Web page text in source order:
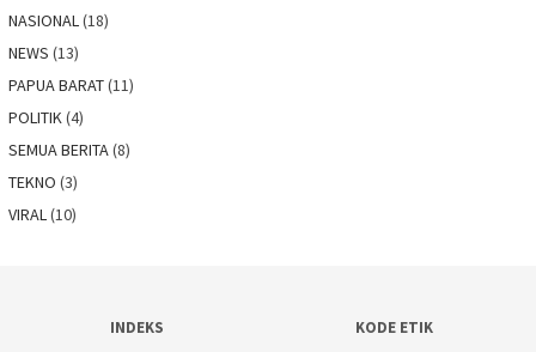
NASIONAL(18)
NEWS (13)
PAPUA BARAT(11)
POLITIK(4)
SEMUA BERITA(8)
TEKNO (3)
VIRAL(10)
INDEKS
KODE ETIK